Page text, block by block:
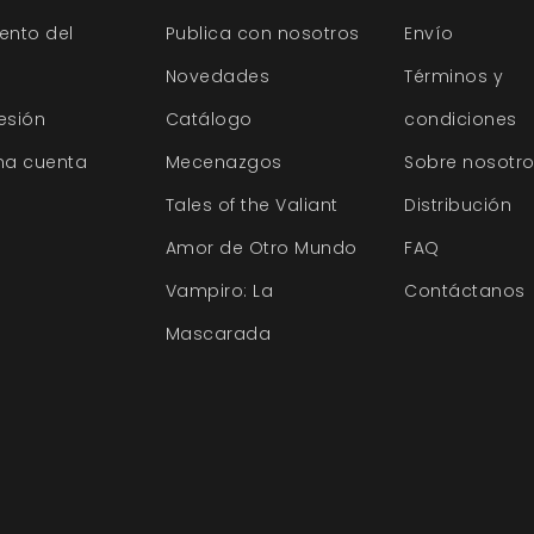
del
cuenta
Publica con nosotros
Novedades
Catálogo
Mecenazgos
Tales of the Valiant
Amor de Otro Mundo
Vampiro: La
Mascarada
Envío
Términos y
condiciones
Sobre
Distribución
FAQ
Contáctanos